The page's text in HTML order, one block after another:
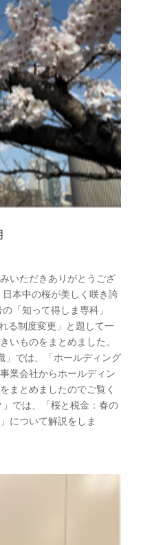
いただきありがとうござ
本中の桜が美しく咲き誇
「知って得しま専科」
る制度変更」と題して一
いものをまとめました。
」では、「ホールディング
業会社からホールディン
まとめましたのでご覧く
では、「桜と税金：春の
について解説をしま